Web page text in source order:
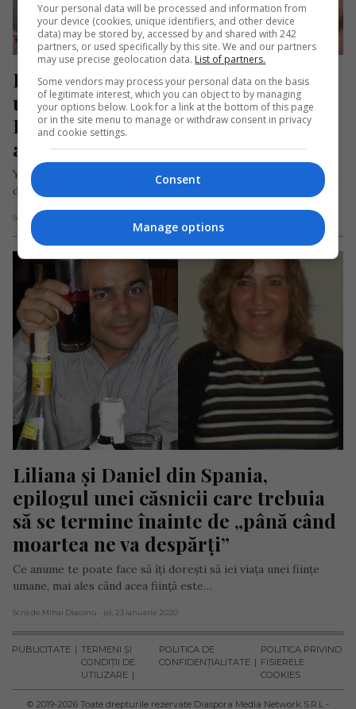
Liliana, ucisă de iubit în Italia, în
urma unei dispute aprinse.
Pedeapsa primită de bărbat pentru
această crimă
Youssef Moulay Mahid, un cetățean marocan în vârstă de 49
de ani, a fost condamnat astăzi, 17 octombrie 2024, la…
Scris de Mihai Diaconu
Liliana și Daniel din Spania,
epilogul unei căsnicii care trebuia
să se termine înainte de „până când
moartea ne va despărți”
Ce anume te poate face să îți dorești să iei viața unei ființe
umane, mai ales când acea ființă este…
Scris de Mihai Diaconu - joi, 23 ianuarie 2020
PUBLICITATE
TERMENI ȘI
CONDIȚII DE
UTILIZARE
POLITICA DE
CONFIDENȚIALITATE
POLITICA PRIVIND
FISIERELE
COOKIES
© 2019-2026 Toate drepturile rezervate Diaspora Media Network S.R.L -
Your personal data will be processed and information from
your device (cookies, unique identifiers, and other device
data) may be stored by, accessed by and shared with 242
partners, or used specifically by this site. We and our partners
may use precise geolocation data. List of partners.
Some vendors may process your personal data on the basis
of legitimate interest, which you can object to by managing
your options below. Look for a link at the bottom of this page
or in the site menu to manage or withdraw consent in privacy
and cookie settings.
Consent
Manage options